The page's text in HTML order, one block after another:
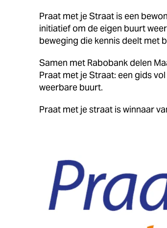
Praat met je Straat is een
initiatief om de eigen buurt
beweging die kennis deelt met
Samen met Rabobank delen
Praat met je Straat: een gids
weerbare buurt.
Praat met je straat is winnaar